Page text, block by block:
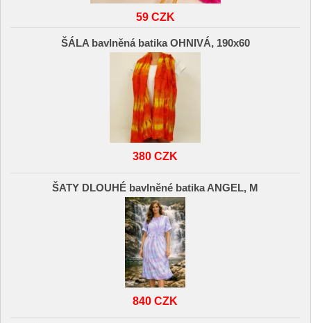
59 CZK
ŠÁLA bavlněná batika OHNIVÁ, 190x60
380 CZK
ŠATY DLOUHÉ bavlněné batika ANGEL, M
840 CZK